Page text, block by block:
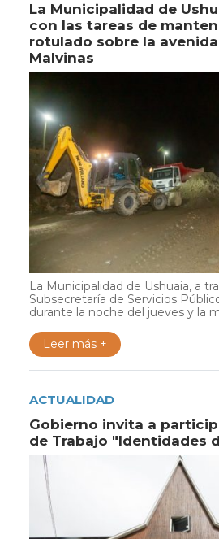
La Municipalidad de
con las tareas de
rotulado sobre la
Malvinas
La Municipalidad de Ushuaia, a
Subsecretaría de Servicios
durante la noche del jueves y la
Leer más +
ACTUALIDAD
Gobierno invita a
de Trabajo "Identidades